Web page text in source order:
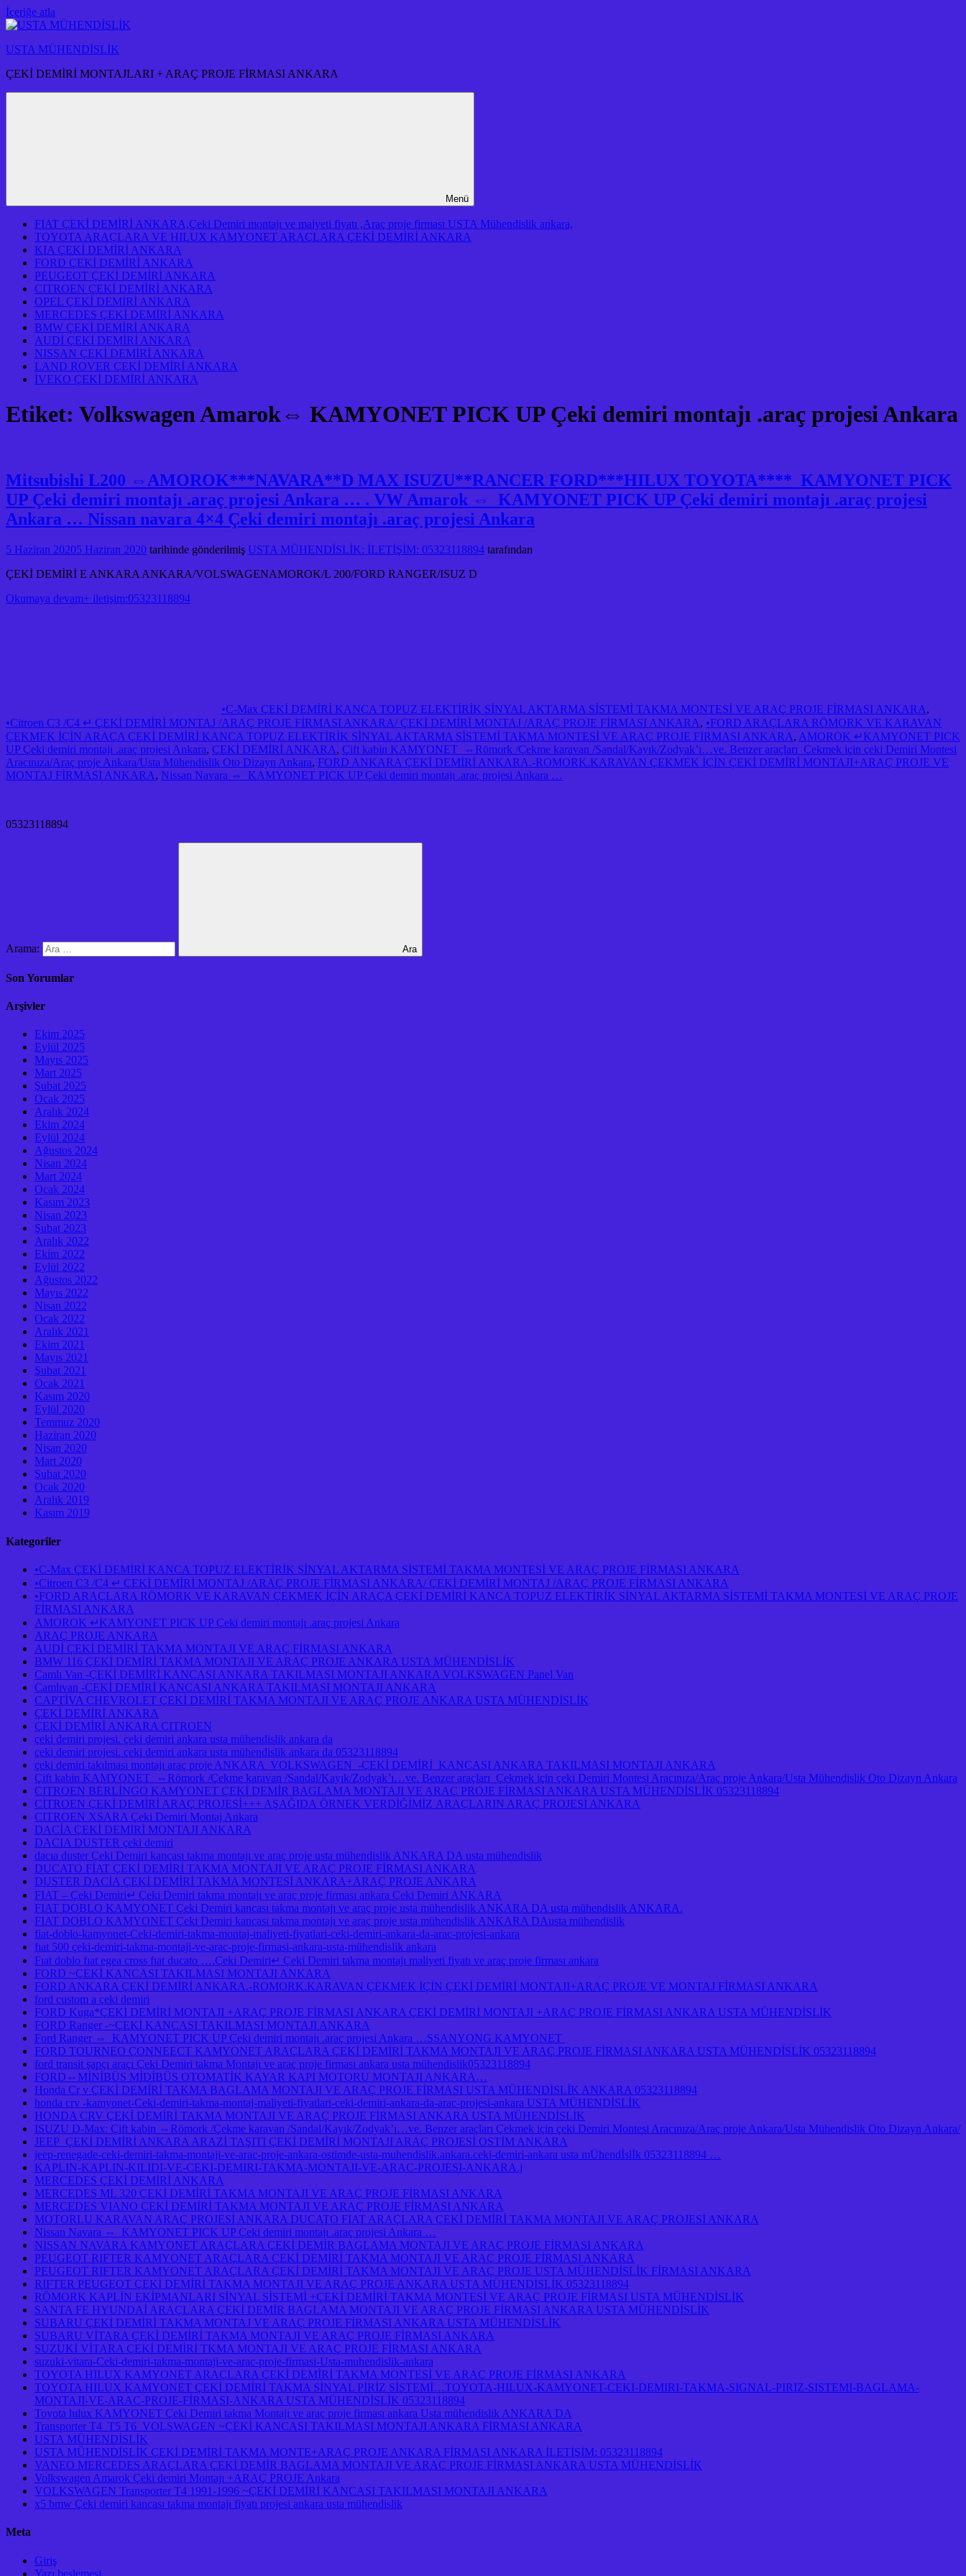
İçeriğe atla
USTA MÜHENDİSLİK
ÇEKİ DEMİRİ MONTAJLARI + ARAÇ PROJE FİRMASI ANKARA
Menü
FIAT ÇEKİ DEMİRİ ANKARA,Çeki Demiri montajı ve maiyeti fiyatı ,Araç proje firması USTA Mühendislik ankara,
TOYOTA ARAÇLARA VE HILUX KAMYONET ARAÇLARA ÇEKİ DEMİRİ ANKARA
KIA ÇEKİ DEMİRİ ANKARA
FORD ÇEKİ DEMİRİ ANKARA
PEUGEOT ÇEKİ DEMİRİ ANKARA
CITROEN ÇEKİ DEMİRİ ANKARA
OPEL ÇEKİ DEMİRİ ANKARA
MERCEDES ÇEKİ DEMİRİ ANKARA
BMW ÇEKİ DEMİRİ ANKARA
AUDİ ÇEKİ DEMİRİ ANKARA
NISSAN ÇEKİ DEMİRİ ANKARA
LAND ROVER ÇEKİ DEMİRİ ANKARA
İVEKO ÇEKİ DEMİRİ ANKARA
Etiket: Volkswagen Amarok⇔ KAMYONET PICK UP Çeki demiri montajı .araç projesi Ankara
Mitsubishi L200 ⇔AMOROK***NAVARA**D MAX ISUZU**RANCER FORD***HILUX TOYOTA**** KAMYONET PICK
UP Çeki demiri montajı .araç projesi Ankara … . VW Amarok ⇔ KAMYONET PICK UP Çeki demiri montajı .araç projesi
Ankara … Nissan navara 4×4 Çeki demiri montajı .araç projesi Ankara
5 Haziran 20205 Haziran 2020 tarihinde gönderilmiş USTA MÜHENDİSLİK: İLETİŞİM: 05323118894 tarafından
ÇEKİ DEMİRİ E ANKARA ANKARA/VOLSWAGENAMOROK/L 200/FORD RANGER/ISUZ D
Okumaya devam+ iletişim:05323118894
•C-Max ÇEKİ DEMİRİ KANCA TOPUZ ELEKTİRİK SİNYAL AKTARMA SİSTEMİ TAKMA MONTESİ VE ARAÇ PROJE FİRMASI ANKARA,
•Citroen C3 /C4 ↵ ÇEKİ DEMİRİ MONTAJ /ARAÇ PROJE FİRMASI ANKARA/ ÇEKİ DEMİRİ MONTAJ /ARAÇ PROJE FİRMASI ANKARA, •FORD ARAÇLARA RÖMORK VE KARAVAN
ÇEKMEK İÇİN ARAÇA ÇEKİ DEMİRİ KANCA TOPUZ ELEKTİRİK SİNYAL AKTARMA SİSTEMİ TAKMA MONTESİ VE ARAÇ PROJE FİRMASI ANKARA, AMOROK ↵KAMYONET PICK
UP Çeki demiri montajı .araç projesi Ankara, ÇEKİ DEMİRİ ANKARA, Çift kabin KAMYONET ⇔Römork /Çekme karavan /Sandal/Kayık/Zodyak’ı…ve. Benzer araçları Çekmek için çeki Demiri Montesi
Aracınıza/Araç proje Ankara/Usta Mühendislik Oto Dizayn Ankara, FORD ANKARA ÇEKİ DEMİRİ ANKARA.-ROMORK.KARAVAN ÇEKMEK İÇİN ÇEKİ DEMİRİ MONTAJI+ARAÇ PROJE VE
MONTAJ FİRMASI ANKARA, Nissan Navara ⇔ KAMYONET PICK UP Çeki demiri montajı .araç projesi Ankara …
05323118894
Arama: Ara
Son Yorumlar
Arşivler
Ekim 2025
Eylül 2025
Mayıs 2025
Mart 2025
Şubat 2025
Ocak 2025
Aralık 2024
Ekim 2024
Eylül 2024
Ağustos 2024
Nisan 2024
Mart 2024
Ocak 2024
Kasım 2023
Nisan 2023
Şubat 2023
Aralık 2022
Ekim 2022
Eylül 2022
Ağustos 2022
Mayıs 2022
Nisan 2022
Ocak 2022
Aralık 2021
Ekim 2021
Mayıs 2021
Şubat 2021
Ocak 2021
Kasım 2020
Eylül 2020
Temmuz 2020
Haziran 2020
Nisan 2020
Mart 2020
Şubat 2020
Ocak 2020
Aralık 2019
Kasım 2019
Kategoriler
•C-Max ÇEKİ DEMİRİ KANCA TOPUZ ELEKTİRİK SİNYAL AKTARMA SİSTEMİ TAKMA MONTESİ VE ARAÇ PROJE FİRMASI ANKARA
•Citroen C3 /C4 ↵ ÇEKİ DEMİRİ MONTAJ /ARAÇ PROJE FİRMASI ANKARA/ ÇEKİ DEMİRİ MONTAJ /ARAÇ PROJE FİRMASI ANKARA
•FORD ARAÇLARA RÖMORK VE KARAVAN ÇEKMEK İÇİN ARAÇA ÇEKİ DEMİRİ KANCA TOPUZ ELEKTİRİK SİNYAL AKTARMA SİSTEMİ TAKMA MONTESİ VE ARAÇ PROJE
FİRMASI ANKARA
AMOROK ↵KAMYONET PICK UP Çeki demiri montajı .araç projesi Ankara
ARAÇ PROJE ANKARA
AUDİ ÇEKİ DEMİRİ TAKMA MONTAJI VE ARAÇ FİRMASI ANKARA
BMW 116 ÇEKİ DEMİRİ TAKMA MONTAJI VE ARAÇ PROJE ANKARA USTA MÜHENDİSLİK
Camlı Van -ÇEKİ DEMİRİ KANCASI ANKARA TAKILMASI MONTAJI ANKARA VOLKSWAGEN Panel Van
Camlıvan -ÇEKİ DEMİRİ KANCASI ANKARA TAKILMASI MONTAJI ANKARA
CAPTİVA CHEVROLET ÇEKİ DEMİRİ TAKMA MONTAJI VE ARAÇ PROJE ANKARA USTA MÜHENDİSLİK
ÇEKİ DEMİRİ ANKARA
ÇEKİ DEMİRİ ANKARA CITROEN
çeki demiri projesi. çeki demiri ankara usta mühendislik ankara da
çeki demiri projesi. çeki demiri ankara usta mühendislik ankara da 05323118894
çeki demiri takılması montajı araç proje ANKARA VOLKSWAGEN -ÇEKİ DEMİRİ KANCASI ANKARA TAKILMASI MONTAJI ANKARA
Çift kabin KAMYONET ⇔Römork /Çekme karavan /Sandal/Kayık/Zodyak’ı…ve. Benzer araçları Çekmek için çeki Demiri Montesi Aracınıza/Araç proje Ankara/Usta Mühendislik Oto Dizayn Ankara
CITROEN BERLİNGO KAMYONET ÇEKİ DEMİR BAGLAMA MONTAJI VE ARAÇ PROJE FİRMASI ANKARA USTA MÜHENDİSLİK 05323118894
CİTROEN ÇEKİ DEMİRİ ARAÇ PROJESİ+++ AŞAĞIDA ÖRNEK VERDİĞİMİZ ARAÇLARIN ARAÇ PROJESİ ANKARA
CITROEN XSARA Çeki Demiri Montaj Ankara
DACİA ÇEKİ DEMİRİ MONTAJI ANKARA
DACIA DUSTER çeki demiri
dacıa duster Çeki Demiri kancası takma montajı ve araç proje usta mühendislik ANKARA DA usta mühendislik
DUCATO FİAT ÇEKİ DEMİRİ TAKMA MONTAJI VE ARAÇ PROJE FİRMASI ANKARA
DUSTER DACİA ÇEKİ DEMİRİ TAKMA MONTESİ ANKARA+ARAÇ PROJE ANKARA
FIAT – Çeki Demiri↵ Çeki Demiri takma montajı ve araç proje firması ankara Çeki Demiri ANKARA
FIAT DOBLO KAMYONET Çeki Demiri kancası takma montajı ve araç proje usta mühendislik ANKARA DA usta mühendislik ANKARA.
FIAT DOBLO KAMYONET Çeki Demiri kancası takma montajı ve araç proje usta mühendislik ANKARA DAusta mühendislik
fiat-doblo-kamyonet-Ceki-demiri-takma-montaj-maliyeti-fiyatlari-ceki-demiri-ankara-da-arac-projesi-ankara
fıat 500 çeki-demiri-takma-montaji-ve-arac-proje-firmasi-ankara-usta-mühendislik ankara
Fıat doblo fıat egea cross fıat ducato ….Çeki Demiri↵ Çeki Demiri takma montajı maliyeti fiyatı ve araç proje firması ankara
FORD ~ÇEKİ KANCASI TAKILMASI MONTAJI ANKARA
FORD ANKARA ÇEKİ DEMİRİ ANKARA.-ROMORK.KARAVAN ÇEKMEK İÇİN ÇEKİ DEMİRİ MONTAJI+ARAÇ PROJE VE MONTAJ FİRMASI ANKARA
ford custom a çeki demiri
FORD Kuga*ÇEKİ DEMİRİ MONTAJI +ARAÇ PROJE FİRMASI ANKARA ÇEKİ DEMİRİ MONTAJI +ARAÇ PROJE FİRMASI ANKARA USTA MÜHENDİSLİK
FORD Ranger -~ÇEKİ KANCASI TAKILMASI MONTAJI ANKARA
Ford Ranger ⇔ KAMYONET PICK UP Çeki demiri montajı .araç projesi Ankara …SSANYONG KAMYONET
FORD TOURNEO CONNEECT KAMYONET ARAÇLARA ÇEKİ DEMİRİ TAKMA MONTAJI VE ARAÇ PROJE FİRMASI ANKARA USTA MÜHENDİSLİK 05323118894
ford transit şapçı araçı Çeki Demiri takma Montajı ve araç proje firması ankara usta mühendislik05323118894
FORD⇔MİNİBÜS MİDİBÜS OTOMATİK KAYAR KAPI MOTORU MONTAJI ANKARA…
Honda Cr v ÇEKİ DEMİRİ TAKMA BAGLAMA MONTAJI VE ARAÇ PROJE FİRMASI USTA MÜHENDİSLİK ANKARA 05323118894
honda crv -kamyonet-Ceki-demiri-takma-montaj-maliyeti-fiyatlari-ceki-demiri-ankara-da-arac-projesi-ankara USTA MÜHENDİSLİK
HONDA CRV ÇEKİ DEMİRİ TAKMA MONTAJI VE ARAÇ PROJE FİRMASI ANKARA USTA MÜHENDİSLİK
ISUZU D-Max: Çift kabin ⇔Römork /Çekme karavan /Sandal/Kayık/Zodyak’ı…ve. Benzer araçları Çekmek için çeki Demiri Montesi Aracınıza/Araç proje Ankara/Usta Mühendislik Oto Dizayn Ankara/
JEEP ÇEKİ DEMİRİ ANKARA ARAZİ TAŞITI ÇEKİ DEMİRİ MONTAJI ARAÇ PROJESİ OSTİM ANKARA
jeep-renegade-ceki-demiri-takma-montaji-ve-arac-proje-ankara-ostimde-usta-muhendislik.ankara.ceki-demiri-ankara usta mÜhendİslİk 05323118894 …
KAPLIN-KAPLIN-KILIDI-VE-CEKI-DEMIRI-TAKMA-MONTAJI-VE-ARAC-PROJESI-ANKARA.j
MERCEDES ÇEKİ DEMİRİ ANKARA
MERCEDES ML 320 ÇEKİ DEMİRİ TAKMA MONTAJI VE ARAÇ PROJE FİRMASI ANKARA
MERCEDES VIANO ÇEKİ DEMİRİ TAKMA MONTAJI VE ARAÇ PROJE FİRMASI ANKARA
MOTORLU KARAVAN ARAÇ PROJESİ ANKARA DUCATO FIAT ARAÇLARA ÇEKİ DEMİRİ TAKMA MONTAJI VE ARAÇ PROJESİ ANKARA
Nissan Navara ⇔ KAMYONET PICK UP Çeki demiri montajı .araç projesi Ankara …
NISSAN NAVARA KAMYONET ARAÇLARA ÇEKİ DEMİR BAGLAMA MONTAJI VE ARAÇ PROJE FİRMASI ANKARA
PEUGEOT RIFTER KAMYONET ARAÇLARA ÇEKİ DEMİRİ TAKMA MONTAJI VE ARAÇ PROJE FİRMASI ANKARA
PEUGEOT RIFTER KAMYONET ARAÇLARA ÇEKİ DEMİRİ TAKMA MONTAJI VE ARAÇ PROJE USTA MÜHENDİSLİK FİRMASI ANKARA
RIFTER PEUGEOT ÇEKİ DEMİRİ TAKMA MONTAJI VE ARAÇ PROJE ANKARA USTA MÜHENDİSLİK 05323118894
RÖMORK KAPLİN EKİPMANLARI SİNYAL SİSTEMİ +ÇEKİ DEMİRİ TAKMA MONTESİ VE ARAÇ PROJE FİRMASI USTA MÜHENDİSLİK
SANTA FE HYUNDAİ ARAÇLARA ÇEKİ DEMİR BAGLAMA MONTAJI VE ARAÇ PROJE FİRMASI ANKARA USTA MÜHENDİSLİK
SUBARU ÇEKİ DEMİRİ TAKMA MONTAJ VE ARAÇ PROJE FİRMASI ANKARA USTA MÜHENDİSLİK
SUBARU VİTARA ÇEKİ DEMİRİ TAKMA MONTAJI VE ARAÇ PROJE FİRMASI ANKARA
SUZUKİ VİTARA ÇEKİ DEMİRİ TKMA MONTAJI VE ARAÇ PROJE FİRMASI ANKARA
suzuki-vitara-Ceki-demiri-takma-montaji-ve-arac-proje-firmasi-Usta-muhendislik-ankara
TOYOTA HILUX KAMYONET ARAÇLARA ÇEKİ DEMİRİ TAKMA MONTESİ VE ARAÇ PROJE FİRMASI ANKARA
TOYOTA HILUX KAMYONET ÇEKİ DEMİRİ TAKMA SİNYAL PİRİZ SİSTEMİ…TOYOTA-HILUX-KAMYONET-CEKI-DEMIRI-TAKMA-SIGNAL-PIRIZ-SISTEMI-BAGLAMA-
MONTAJI-VE-ARAC-PROJE-FİRMASI-ANKARA USTA MÜHENDİSLİK 05323118894
Toyota hılux KAMYONET Çeki Demiri takma Montajı ve araç proje firması ankara Usta mühendislik ANKARA DA
Transporter T4 T5 T6 VOLSWAGEN ~ÇEKİ KANCASI TAKILMASI MONTAJI ANKARA FİRMASI ANKARA
USTA MÜHENDİSLİK
USTA MÜHENDİSLİK ÇEKİ DEMİRİ TAKMA MONTE+ARAÇ PROJE ANKARA FİRMASI ANKARA İLETİŞİM: 05323118894
VANEO MERCEDES ARAÇLARA ÇEKİ DEMİR BAGLAMA MONTAJI VE ARAÇ PROJE FİRMASI ANKARA USTA MÜHENDİSLİK
Volkswagen Amarok Çeki demiri Montajı +ARAÇ PROJE Ankara
VOLKSWAGEN Transporter T4 1991-1996 ~ÇEKİ DEMİRİ KANCASI TAKILMASI MONTAJI ANKARA
x5 bmw Çeki demiri kancası takma montajı fiyatı projesi ankara usta mühendislik
Meta
Giriş
Yazı beslemesi